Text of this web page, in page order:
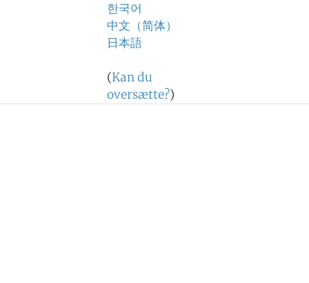
한국어
中文（简体）
日本語
(Kan du
oversætte?)